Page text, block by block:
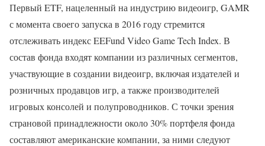
Первый ETF, нацеленный на индустрию видеоигр, GAMR
с момента своего запуска в 2016 году стремится
отслеживать индекс EEFund Video Game Tech Index. В
состав фонда входят компании из различных сегментов,
участвующие в создании видеоигр, включая издателей и
розничных продавцов игр, а также производителей
игровых консолей и полупроводников. С точки зрения
страновой принадлежности около 30% портфеля фонда
составляют американские компании, за ними следуют